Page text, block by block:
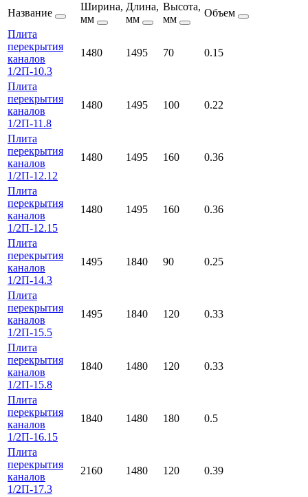
Название
Ширина,
мм
Длина,
мм
Высота,
мм
Объем
Плита
перекрытия
каналов
1/2П-10.3
1480 1495 70 0.15
Плита
перекрытия
каналов
1/2П-11.8
1480 1495 100 0.22
Плита
перекрытия
каналов
1/2П-12.12
1480 1495 160 0.36
Плита
перекрытия
каналов
1/2П-12.15
1480 1495 160 0.36
Плита
перекрытия
каналов
1/2П-14.3
1495 1840 90 0.25
Плита
перекрытия
каналов
1/2П-15.5
1495 1840 120 0.33
Плита
перекрытия
каналов
1/2П-15.8
1840 1480 120 0.33
Плита
перекрытия
каналов
1/2П-16.15
1840 1480 180 0.5
Плита
перекрытия
каналов
1/2П-17.3
2160 1480 120 0.39